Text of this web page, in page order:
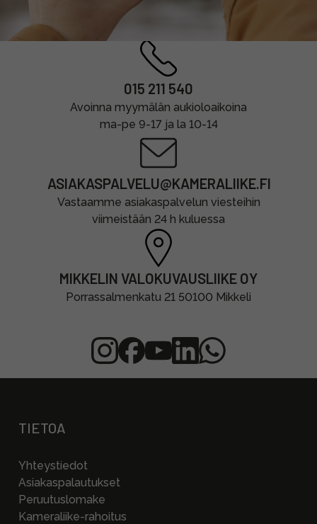
015 211 540
Avoinna myymälän aukioloaikoina
ma-pe 9-17 ja la 10-14
ASIAKASPALVELU@KAMERALIIKE.FI
Vastaamme asiakaspalvelun viesteihin
viimeistään 24 h kuluessa
MIKKELIN VALOKUVAUSLIIKE OY
Porrassalmenkatu 21 50100 Mikkeli
TIETOA
Yhteystiedot
Asiakaspalautukset
Peruutuslomake
Kameraliike-rahoitus